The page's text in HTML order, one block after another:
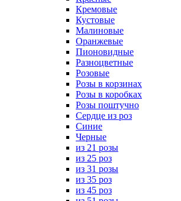
Кремовые
Кустовые
Малиновые
Оранжевые
Пионовидные
Разноцветные
Розовые
Розы в корзинах
Розы в коробках
Розы поштучно
Сердце из роз
Синие
Черные
из 21 розы
из 25 роз
из 31 розы
из 35 роз
из 45 роз